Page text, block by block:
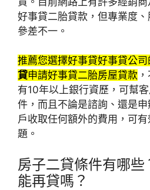
好事貸二胎貸款，但專業度
參差不一。
推薦您選擇好事貸好事貸公
貸申請好事貸二胎房屋貸款
有10年以上銀行資歷，可幫
件，而且不論是諮詢、還是
戶收取任何額外的費用，可
題。
房子二貸條件有哪些
能再貸嗎？